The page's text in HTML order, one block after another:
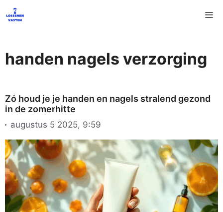
naar
handen nagels verzorging
Zó houd je je handen en nagels stralend gezond
in de zomerhitte
augustus 5 2025, 9:59